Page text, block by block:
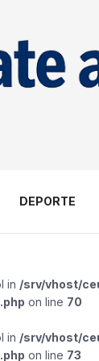
DEPORTE
in /srv/vhost/
on line 70
in /srv/vhost/
on line 73